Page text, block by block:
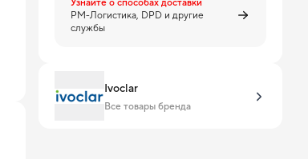
Узнайте о способах доставки
PM-Логистика, DPD и другие
службы
Ivoclar
Все товары бренда